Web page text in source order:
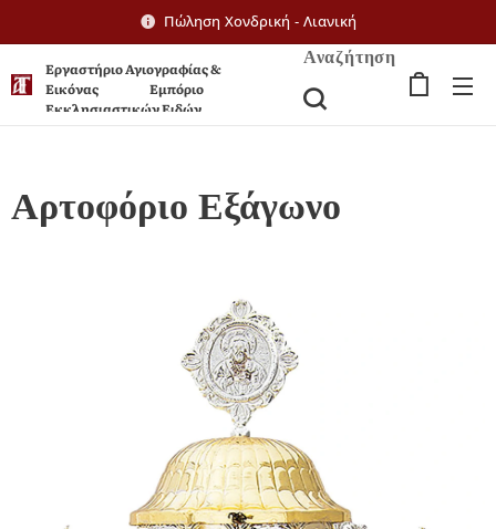
Πώληση Χονδρική - Λιανική
Εργαστήριο Αγιογραφίας &
Εικόνας Εμπόριο
Εκκλησιαστικών Ειδών
Αναζήτηση
Αρτοφόριο Εξάγωνο